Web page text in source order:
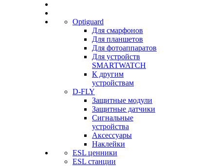
Optiguard
Для смарфонов
Для планшетов
Для фотоаппаратов
Для устройств
SMARTWATCH
К другим
устройствам
D-FLY
Защитные модули
Защитные датчики
Сигнальные
устройства
Аксессуары
Наклейки
ESL ценники
ESL станции